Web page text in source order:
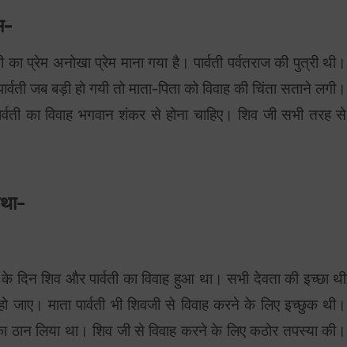
का प्रेम अनोखा प्रेम माना गया है। पार्वती पर्वतराज की पुत्री थी।
जब बड़ी हो गयी तो माता-पिता को विवाह की चिंता सताने लगी।
का विवाह भगवान शंकर से होना चाहिए। शिव जी सभी तरह से
के दिन शिव और पार्वती का विवाह हुआ था। सभी देवता की इच्छा थी
जाए। माता पार्वती भी शिवजी से विवाह करने के लिए इच्छुक थी।
ठान लिया था। शिव जी से विवाह करने के लिए कठोर तपस्या की।